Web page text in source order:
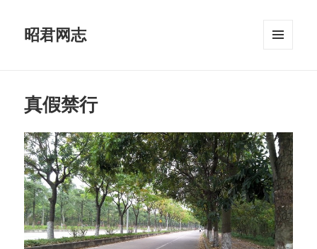
昭君网志
真假禁行